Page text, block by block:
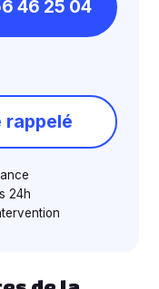
46 25 04
rappelé
24h